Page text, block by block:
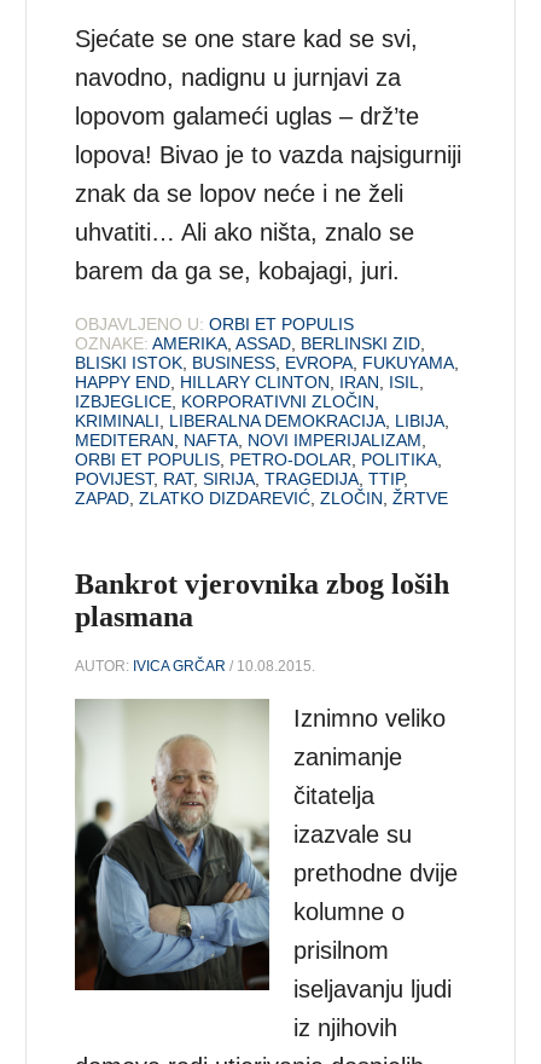
Sjećate se one stare kad se svi,
navodno, nadignu u jurnjavi za
lopovom galameći uglas – drž’te
lopova! Bivao je to vazda najsigurniji
znak da se lopov neće i ne želi
uhvatiti… Ali ako ništa, znalo se
barem da ga se, kobajagi, juri.
OBJAVLJENO U: ORBI ET POPULIS
OZNAKE: AMERIKA ,ASSAD BERLINSKI ZID
BLISKI ISTOK BUSINESS EVROPA FUKUYAMA
HAPPY END HILLARY CLINTON IRAN ISIL
IZBJEGLICE KORPORATIVNI ZLOČIN
KRIMINALI
LIBERALNA DEMOKRACIJA LIBIJA
MEDITERAN
NAFTA NOVI IMPERIJALIZAM
ORBI ET POPULIS PETRO-DOLAR POLITIKA
POVIJEST, RAT,SIRIJA ,TRAGEDIJA ,TTIP,
ZAPAD ,ZLATKO DIZDAREVIĆ ,ZLOČIN ,ŽRTVE
Bankrot vjerovnika zbog loših
plasmana
AUTOR: IVICA GRČAR / 10.08.2015.
Iznimno veliko
zanimanje
čitatelja
izazvale su
prethodne dvije
kolumne o
prisilnom
iseljavanju ljudi
iz njihovih